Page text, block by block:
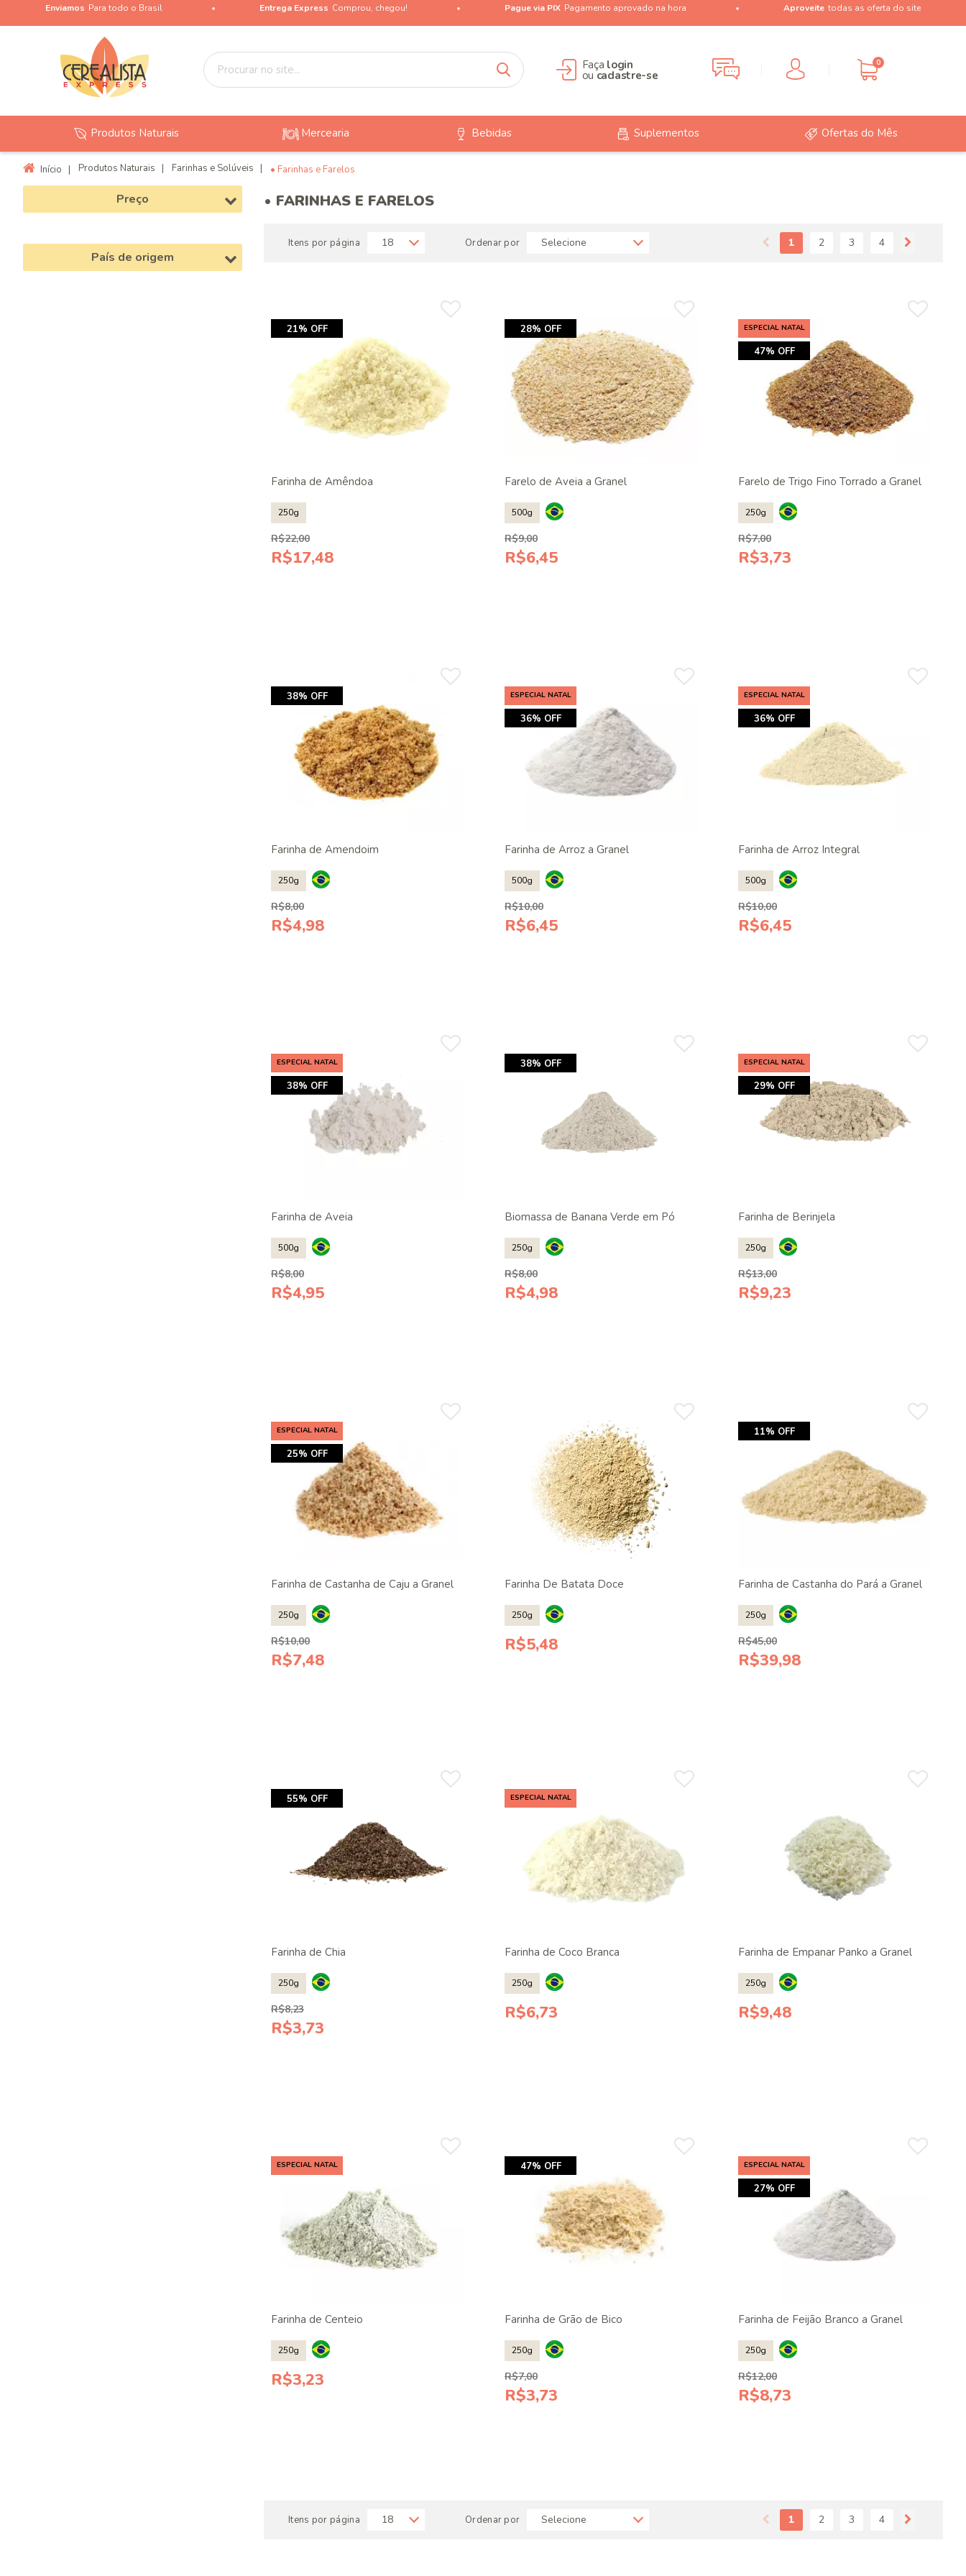
Enviamos Para todo o Brasil Entrega Express Comprou, chegou! Pague via PIX Pagamento aprovado na hora Aproveite todas as oferta do site
Faça login
ou cadastre-se
0
Produtos Naturais Mercearia Bebidas Suplementos Ofertas do Mês
Início | Produtos Naturais | Farinhas e Solúveis | • Farinhas e Farelos
Preço
País de origem
• FARINHAS E FARELOS
Itens por página Ordenar por 1 2 3 4
21% OFF
Farinha de Amêndoa
250g
R$22,00
R$17,48
28% OFF
Farelo de Aveia a Granel
500g
R$9,00
R$6,45
ESPECIAL NATAL
47% OFF
Farelo de Trigo Fino Torrado a Granel
250g
R$7,00
R$3,73
38% OFF
Farinha de Amendoim
250g
R$8,00
R$4,98
ESPECIAL NATAL
36% OFF
Farinha de Arroz a Granel
500g
R$10,00
R$6,45
ESPECIAL NATAL
36% OFF
Farinha de Arroz Integral
500g
R$10,00
R$6,45
ESPECIAL NATAL
38% OFF
Farinha de Aveia
500g
R$8,00
R$4,95
38% OFF
Biomassa de Banana Verde em Pó
250g
R$8,00
R$4,98
ESPECIAL NATAL
29% OFF
Farinha de Berinjela
250g
R$13,00
R$9,23
ESPECIAL NATAL
25% OFF
Farinha de Castanha de Caju a Granel
250g
R$10,00
R$7,48
Farinha De Batata Doce
250g
R$5,48
11% OFF
Farinha de Castanha do Pará a Granel
250g
R$45,00
R$39,98
55% OFF
Farinha de Chia
250g
R$8,23
R$3,73
ESPECIAL NATAL
Farinha de Coco Branca
250g
R$6,73
Farinha de Empanar Panko a Granel
250g
R$9,48
ESPECIAL NATAL
Farinha de Centeio
250g
R$3,23
47% OFF
Farinha de Grão de Bico
250g
R$7,00
R$3,73
ESPECIAL NATAL
27% OFF
Farinha de Feijão Branco a Granel
250g
R$12,00
R$8,73
Itens por página Ordenar por 1 2 3 4